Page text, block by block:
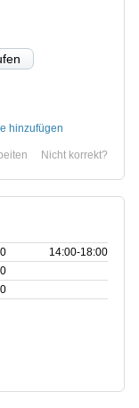
hinzufügen
Nicht korrekt?
14:00‑18:00